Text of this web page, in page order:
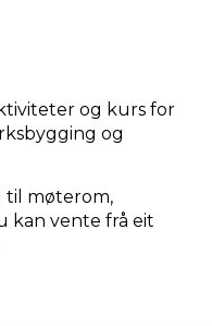
og kurs for
og
til møterom,
kan vente frå eit